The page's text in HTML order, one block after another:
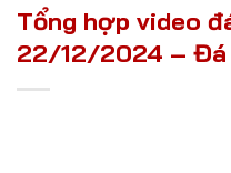
Tổng hợp video
22/12/2024 – Đá